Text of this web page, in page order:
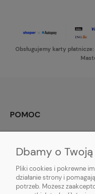
Obsługujemy karty
POMOC
PŁATNOŚCI I DOSTAWA
INFORMACJE
Dbamy o
Pliki cookies i pokrewne
działanie strony i
potrzeb. Możesz